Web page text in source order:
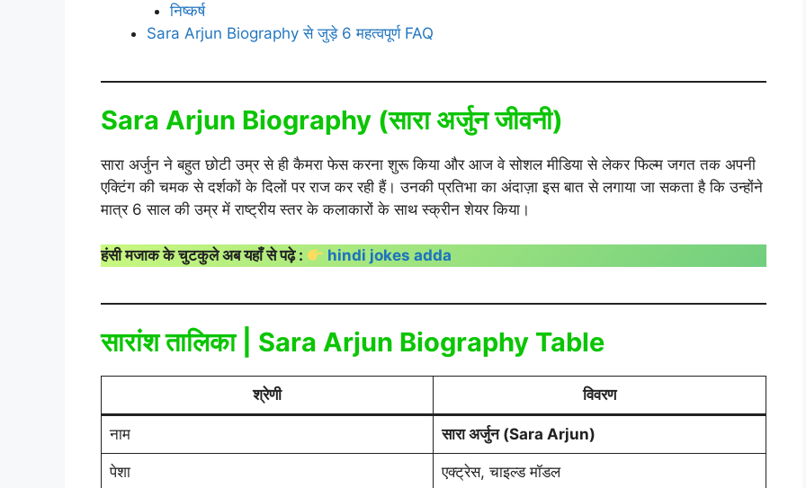
निष्कर्ष
Sara Arjun Biography से जुड़े 6 महत्वपूर्ण FAQ
Sara Arjun Biography (सारा अर्जुन जीवनी)
सारा अर्जुन ने बहुत छोटी उम्र से ही कैमरा फेस करना शुरू किया और आज वे सोशल मीडिया से लेकर फिल्म जगत तक अपनी
एक्टिंग की चमक से दर्शकों के दिलों पर राज कर रही हैं। उनकी प्रतिभा का अंदाज़ा इस बात से लगाया जा सकता है कि उन्होंने
मात्र 6 साल की उम्र में राष्ट्रीय स्तर के कलाकारों के साथ स्क्रीन शेयर किया।
हंसी मजाक के चुटकुले अब यहाँ से पढ़े : hindi jokes adda
सारांश तालिका | Sara Arjun Biography Table
श्रेणी विवरण
नाम सारा अर्जुन (Sara Arjun)
पेशा एक्ट्रेस, चाइल्ड मॉडल